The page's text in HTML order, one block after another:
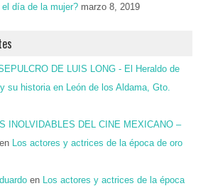
día de la mujer? marzo 8, 2019
DE LUIS LONG - El Heraldo de
y su historia en León de los Aldama, Gto.
INOLVIDABLES DEL CINE MEXICANO –
en
Los actores y actrices de la época de oro
en
Los actores y actrices de la época